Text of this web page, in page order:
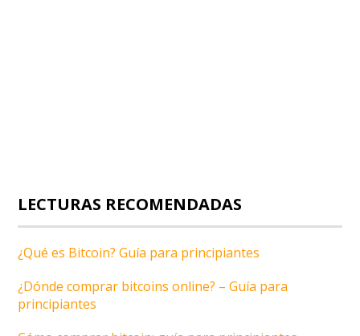
LECTURAS RECOMENDADAS
¿Qué es Bitcoin? Guía para principiantes
¿Dónde comprar bitcoins online? – Guía para
principiantes